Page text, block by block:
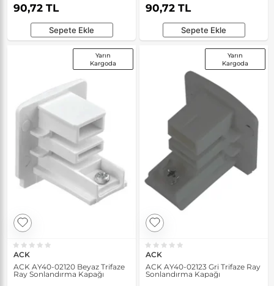
90,72 TL
Sepete Ekle
90,72 TL
Sepete Ekle
Yarın
Kargoda
ACK
ACK AY40-02120 Beyaz Trifaze
Ray Sonlandırma Kapağı
Yarın
Kargoda
ACK
ACK AY40-02123 Gri Trifaze Ray
Sonlandırma Kapağı